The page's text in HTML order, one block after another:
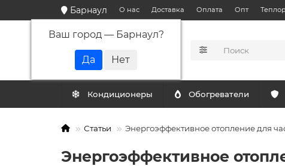
Барнаул
Ваш город — Барнаул?
О нас Доставка Оплата Опт
Кондиционеры Обогреватели
Статьи Энергоэффективное отопление для
Энергоэффективное